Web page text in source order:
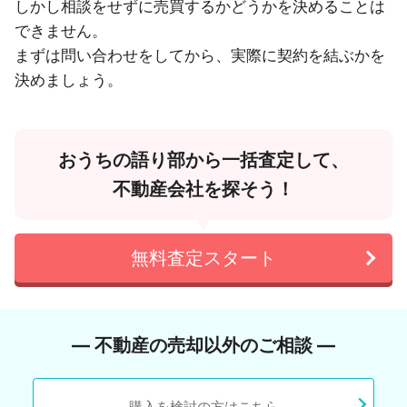
しかし相談をせずに売買するかどうかを決めることは
できません。
まずは問い合わせをしてから、実際に契約を結ぶかを
決めましょう。
おうちの語り部から一括査定して、
不動産会社を探そう！
無料査定スタート
― 不動産の売却以外のご相談 ―